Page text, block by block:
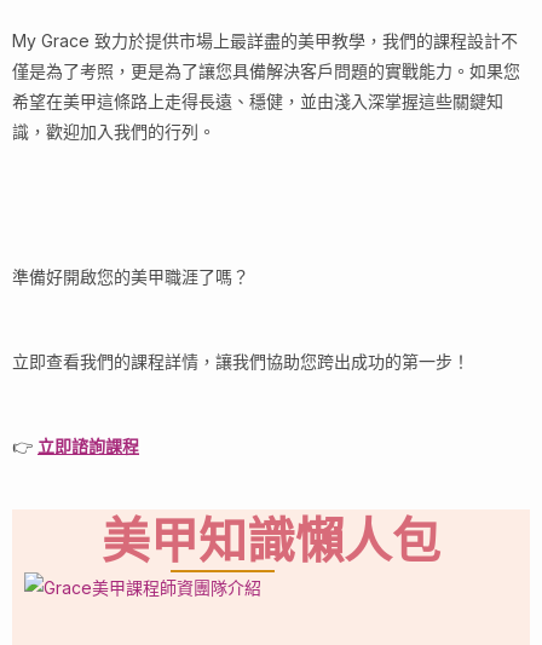
My Grace 致力於提供市場上最詳盡的美甲教學，我們的課程設計不
僅是為了考照，更是為了讓您具備解決客戶問題的實戰能力。如果您
希望在美甲這條路上走得長遠、穩健，並由淺入深掌握這些關鍵知
識，歡迎加入我們的行列。
準備好開啟您的美甲職涯了嗎？
立即查看我們的課程詳情，讓我們協助您跨出成功的第一步！
👉 立即諮詢課程
美甲知識懶人包